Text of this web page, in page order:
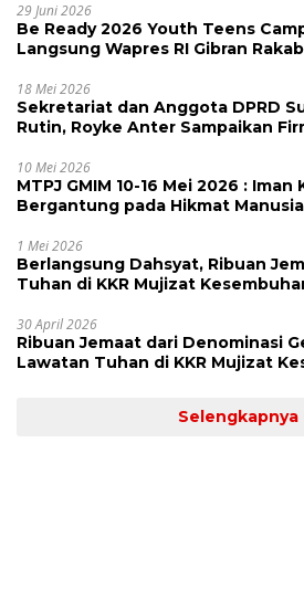
29 Juni 2026
Be Ready 2026 Youth Teens
Langsung Wapres RI Gibran
18 Mei 2026
Sekretariat dan Anggota DPRD
Rutin, Royke Anter Sampaikan
10 Mei 2026
MTPJ GMIM 10-16 Mei 2026 : Iman
Bergantung pada Hikmat
1 Mei 2026
Berlangsung Dahsyat, Ribuan
Tuhan di KKR Mujizat Kesembuhan ‘Waktunya Sudah
30 April 2026
Ribuan Jemaat dari Denominasi
Lawatan Tuhan di KKR Mujizat Kesembuhan Malam Ke
Selengkapnya